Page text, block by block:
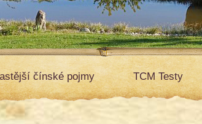
čínské pojmy TCM Testy